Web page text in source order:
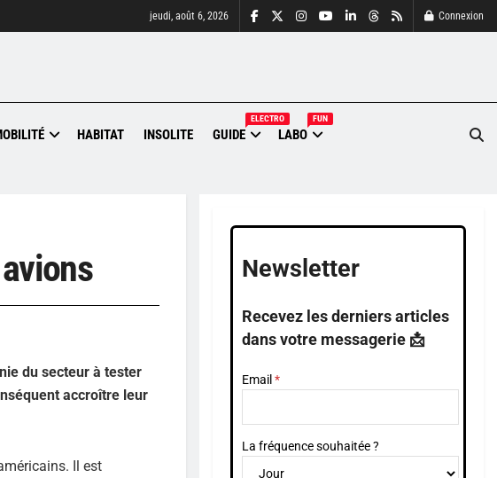
jeudi, août 6, 2026 Connexion
HABITAT INSOLITE GUIDE
ELECTRO
LABO
FUN
du secteur à tester
accroître leur
Il est
Newsletter
Recevez les derniers articles
dans votre messagerie 📩
Email
La fréquence souhaitée ?